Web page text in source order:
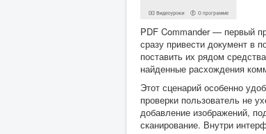
PDF Commander — первый
сразу привести документ в
поставить их рядом
найденные расхождения
Этот сценарий особенно
проверки пользователь не
добавление изображений,
сканирование. Внутри